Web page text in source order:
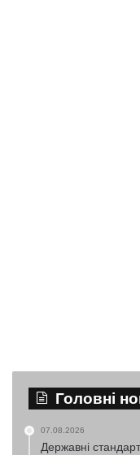
Головні
07.08.2026
Державні